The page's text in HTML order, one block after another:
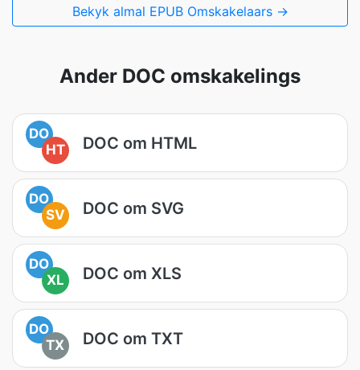
Bekyk almal EPUB Omskakelaars →
Ander DOC omskakelings
DO
HT
DOC om HTML
DO
SV
DOC om SVG
DO
XL
DOC om XLS
DO
TX
DOC om TXT